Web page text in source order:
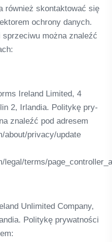
rów­nież skon­takt­ować się
ochrony danych.
sprze­ciwu można zna­leźć
Ire­land Limi­ted, 4
2, Irlandia. Poli­tykę pry­
zna­leźć pod adre­sem
about/privacy/update
legal/terms/
Unli­mi­ted Com­pany,
Poli­tykę pry­wat­ności